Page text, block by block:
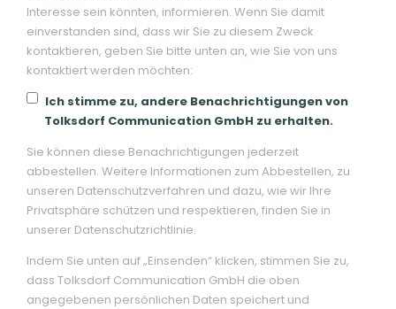
Interesse sein könnten, informieren. Wenn Sie damit
einverstanden sind, dass wir Sie zu diesem Zweck
kontaktieren, geben Sie bitte unten an, wie Sie von uns
kontaktiert werden möchten:
Ich stimme zu, andere Benachrichtigungen von
Tolksdorf Communication GmbH zu erhalten.
Sie können diese Benachrichtigungen jederzeit
abbestellen. Weitere Informationen zum Abbestellen, zu
unseren Datenschutzverfahren und dazu, wie wir Ihre
Privatsphäre schützen und respektieren, finden Sie in
unserer Datenschutzrichtlinie.
Indem Sie unten auf „Einsenden“ klicken, stimmen Sie zu,
dass Tolksdorf Communication GmbH die oben
angegebenen persönlichen Daten speichert und